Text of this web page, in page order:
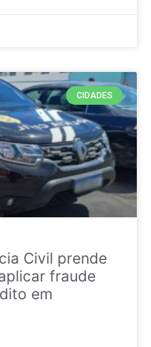
CIDADES
Civil prende
fraude
em